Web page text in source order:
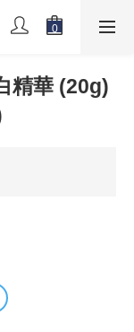
精華 (20g)